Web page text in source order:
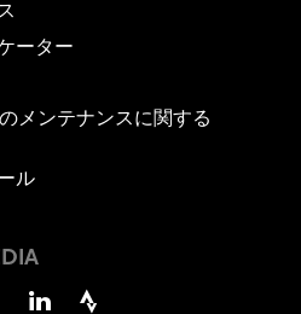
ーター
メンテナンスに関する
ル